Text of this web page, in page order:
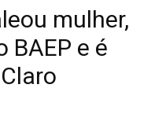
mulher,
e é